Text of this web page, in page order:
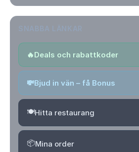
🔥Deals och rabattkoder
💸Bjud in vän – få Bonus
🍽️Hitta restaurang
📦Mina order